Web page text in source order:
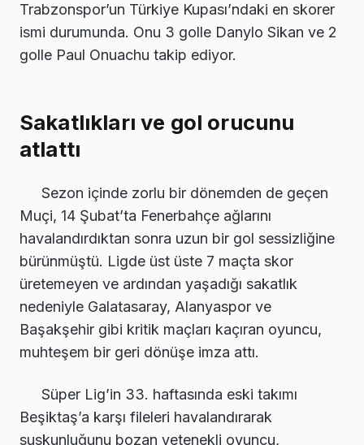
Trabzonspor’un Türkiye Kupası’ndaki en skorer
ismi durumunda. Onu 3 golle Danylo Sikan ve 2
golle Paul Onuachu takip ediyor.
Sakatlıkları ve gol orucunu
atlattı
Sezon içinde zorlu bir dönemden de geçen
Muçi, 14 Şubat’ta Fenerbahçe ağlarını
havalandırdıktan sonra uzun bir gol sessizliğine
bürünmüştü. Ligde üst üste 7 maçta skor
üretemeyen ve ardından yaşadığı sakatlık
nedeniyle Galatasaray, Alanyaspor ve
Başakşehir gibi kritik maçları kaçıran oyuncu,
muhteşem bir geri dönüşe imza attı.
Süper Lig’in 33. haftasında eski takımı
Beşiktaş’a karşı fileleri havalandırarak
suskunluğunu bozan yetenekli oyuncu,